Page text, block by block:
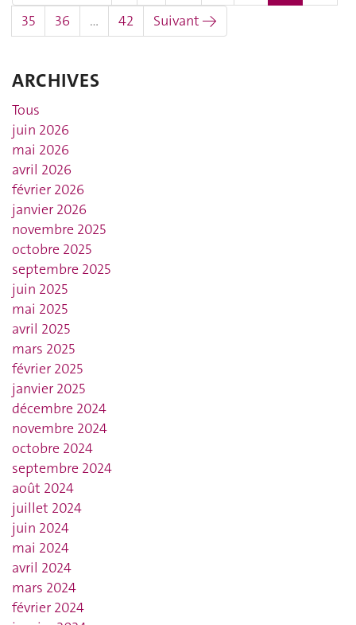
35
36 … 42 Suivant →
ARCHIVES
Tous
juin 2026
mai 2026
avril 2026
février 2026
janvier 2026
novembre 2025
octobre 2025
septembre 2025
juin 2025
mai 2025
avril 2025
mars 2025
février 2025
janvier 2025
décembre 2024
novembre 2024
octobre 2024
septembre 2024
août 2024
juillet 2024
juin 2024
mai 2024
avril 2024
mars 2024
février 2024